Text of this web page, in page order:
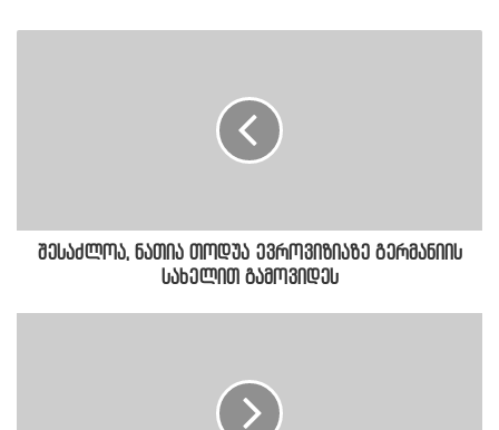
შესაძლოა, ნათია თოდუა ევროვიზიაზე გერმანიის
სახელით გამოვიდეს